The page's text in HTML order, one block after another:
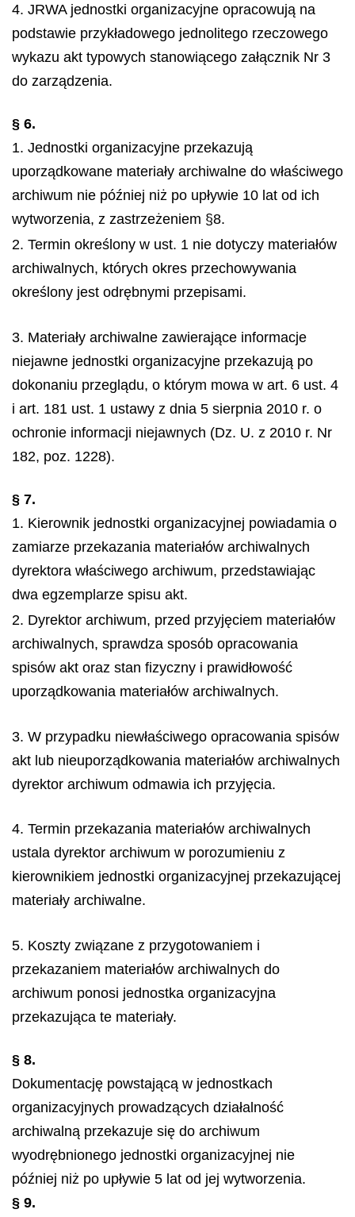
4. JRWA jednostki organizacyjne opracowują na
podstawie przykładowego jednolitego rzeczowego
wykazu akt typowych stanowiącego załącznik Nr 3
do zarządzenia.
§ 6.
1. Jednostki organizacyjne przekazują
uporządkowane materiały archiwalne do właściwego
archiwum nie później niż po upływie 10 lat od ich
wytworzenia, z zastrzeżeniem §8.
2. Termin określony w ust. 1 nie dotyczy materiałów
archiwalnych, których okres przechowywania
określony jest odrębnymi przepisami.
3. Materiały archiwalne zawierające informacje
niejawne jednostki organizacyjne przekazują po
dokonaniu przeglądu, o którym mowa w art. 6 ust. 4
i art. 181 ust. 1 ustawy z dnia 5 sierpnia 2010 r. o
ochronie informacji niejawnych (Dz. U. z 2010 r. Nr
182, poz. 1228).
§ 7.
1. Kierownik jednostki organizacyjnej powiadamia o
zamiarze przekazania materiałów archiwalnych
dyrektora właściwego archiwum, przedstawiając
dwa egzemplarze spisu akt.
2. Dyrektor archiwum, przed przyjęciem materiałów
archiwalnych, sprawdza sposób opracowania
spisów akt oraz stan fizyczny i prawidłowość
uporządkowania materiałów archiwalnych.
3. W przypadku niewłaściwego opracowania spisów
akt lub nieuporządkowania materiałów archiwalnych
dyrektor archiwum odmawia ich przyjęcia.
4. Termin przekazania materiałów archiwalnych
ustala dyrektor archiwum w porozumieniu z
kierownikiem jednostki organizacyjnej przekazującej
materiały archiwalne.
5. Koszty związane z przygotowaniem i
przekazaniem materiałów archiwalnych do
archiwum ponosi jednostka organizacyjna
przekazująca te materiały.
§ 8.
Dokumentację powstającą w jednostkach
organizacyjnych prowadzących działalność
archiwalną przekazuje się do archiwum
wyodrębnionego jednostki organizacyjnej nie
później niż po upływie 5 lat od jej wytworzenia.
§ 9.